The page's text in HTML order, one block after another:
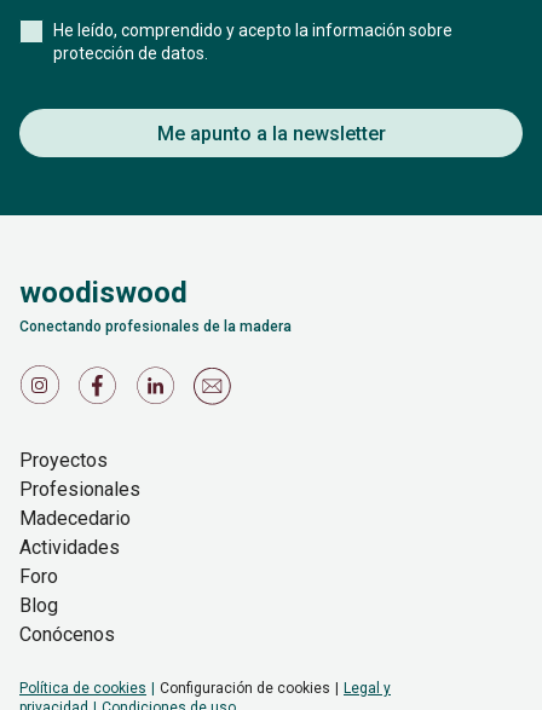
He leído, comprendido y acepto la información sobre
protección de datos.
Me apunto a la newsletter
woodiswood
Conectando profesionales de la madera
Proyectos
Profesionales
Madecedario
Actividades
Foro
Blog
Conócenos
Política de cookies Configuración de cookies
Legal y